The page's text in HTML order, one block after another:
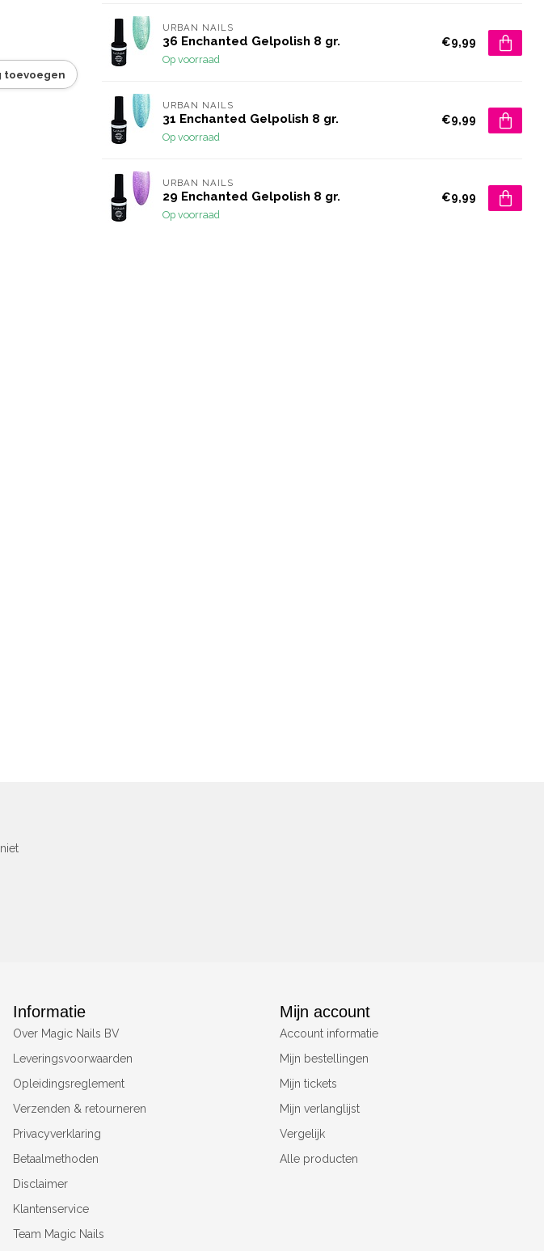
toevoegen
URBAN NAILS
36 Enchanted Gelpolish 8 gr.
Op voorraad
€9,99
URBAN NAILS
31 Enchanted Gelpolish 8 gr.
Op voorraad
€9,99
URBAN NAILS
29 Enchanted Gelpolish 8 gr.
Op voorraad
€9,99
Informatie
Over Magic Nails BV
Leveringsvoorwaarden
Opleidingsreglement
Verzenden & retourneren
Privacyverklaring
Betaalmethoden
Disclaimer
Klantenservice
Team Magic Nails
Mijn account
Account informatie
Mijn bestellingen
Mijn tickets
Mijn verlanglijst
Vergelijk
Alle producten